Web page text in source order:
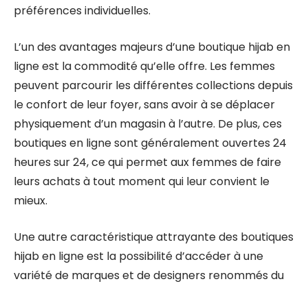
préférences individuelles.
L’un des avantages majeurs d’une boutique hijab en
ligne est la commodité qu’elle offre. Les femmes
peuvent parcourir les différentes collections depuis
le confort de leur foyer, sans avoir à se déplacer
physiquement d’un magasin à l’autre. De plus, ces
boutiques en ligne sont généralement ouvertes 24
heures sur 24, ce qui permet aux femmes de faire
leurs achats à tout moment qui leur convient le
mieux.
Une autre caractéristique attrayante des boutiques
hijab en ligne est la possibilité d’accéder à une
variété de marques et de designers renommés du